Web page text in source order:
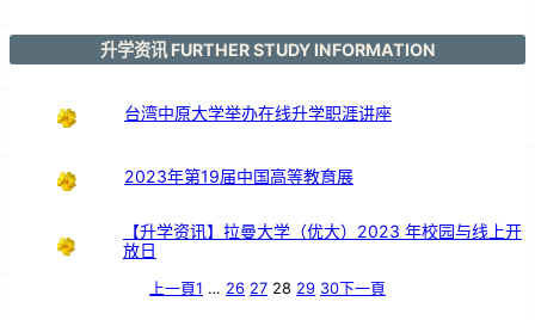
升学资讯 FURTHER STUDY INFORMATION
台湾中原大学举办在线升学职涯讲座
2023年第19届中国高等教育展
【升学资讯】拉曼大学（优大）2023 年校园与线上开
放日
上一頁1 … 26 27 28 29 30下一頁